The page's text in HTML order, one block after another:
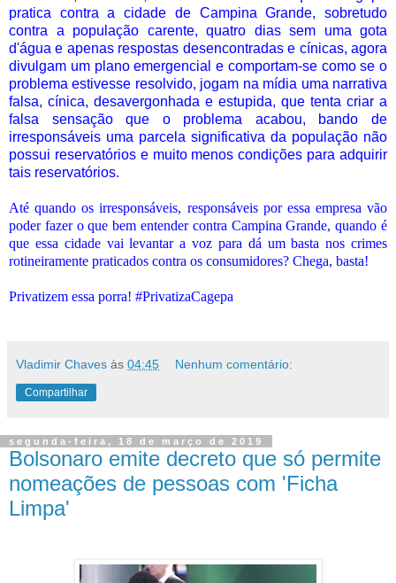
pratica contra a cidade de Campina Grande, sobretudo
contra a população carente, quatro dias sem uma gota
d'água e apenas respostas desencontradas e cínicas, agora
divulgam um plano emergencial e comportam-se como se o
problema estivesse resolvido, jogam na mídia uma narrativa
falsa, cínica, desavergonhada e estupida, que tenta criar a
falsa sensação que o problema acabou, bando de
irresponsáveis uma parcela significativa da população não
possui reservatórios e muito menos condições para adquirir
tais reservatórios.
Até quando os irresponsáveis, responsáveis por essa empresa vão
poder fazer o que bem entender contra Campina Grande, quando é
que essa cidade vai levantar a voz para dá um basta nos crimes
rotineiramente praticados contra os consumidores? Chega, basta!
Privatizem essa porra! #PrivatizaCagepa
Vladimir Chaves às 04:45 Nenhum comentário:
Compartilhar
segunda-feira, 18 de março de 2019
Bolsonaro emite decreto que só permite
nomeações de pessoas com 'Ficha
Limpa'